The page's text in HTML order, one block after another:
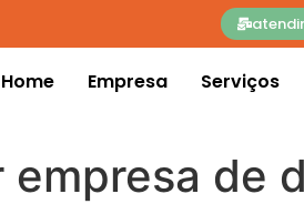
Home Empresa Serviços
empresa de